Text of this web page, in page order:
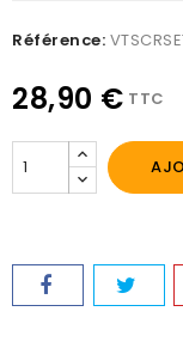
Référence:
28,90 € TTC